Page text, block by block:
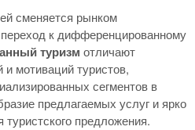
сменяется рынком
к дифференцированному
туризм отличают
и мотиваций туристов,
сегментов в
предлагаемых услуг и ярко
предложения.